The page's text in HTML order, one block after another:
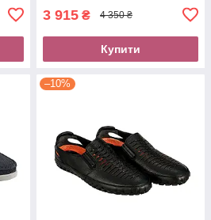
3 915 ₴ 4 350 ₴
Купити
–10%